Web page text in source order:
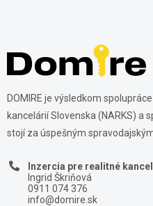
DOMIRE je výsledkom
kancelárií Slovenska (NARKS) a
stojí za úspešným
Inzercia pre realitné
Ingrid Škriňová
0911 074 376
info@domire.sk